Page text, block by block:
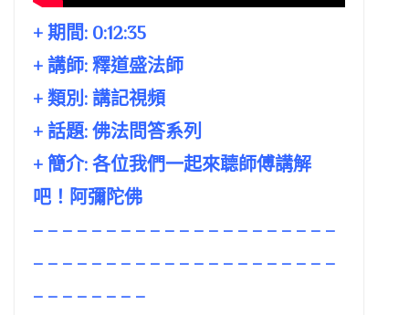
+ 期間: 0:12:35
+ 講師: 釋道盛法師
+ 類別: 講記視頻
+ 話題: 佛法問答系列
+ 簡介: 各位我們一起來聼師傅講解
吧！阿彌陀佛
– – – – – – – – – – – – – – – – – – – – –
– – – – – – – – – – – – – – – – – – – – –
– – – – – – – –